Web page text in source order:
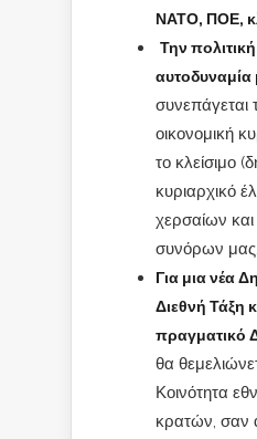
ΝΑΤΟ, ΠΟΕ,
Την
αυτοδυναμία
συνεπάγεται
οικονομική
το κλείσιμο
κυριαρχικό
χερσαίων
συνόρων μας.
Για μια νέα
Διεθνή Τάξη
πραγματικό
θα
Κοινότητα
κρατών, σαν